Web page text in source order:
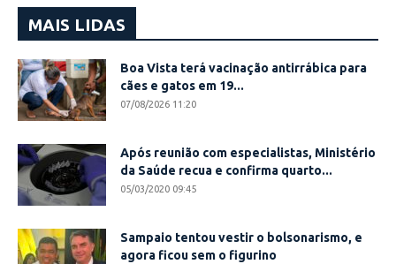
MAIS LIDAS
Boa Vista terá vacinação antirrábica para
cães e gatos em 19...
07/08/2026 11:20
Após reunião com especialistas, Ministério
da Saúde recua e confirma quarto...
05/03/2020 09:45
Sampaio tentou vestir o bolsonarismo, e
agora ficou sem o figurino